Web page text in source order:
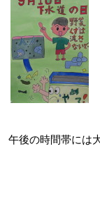
午後の時間帯には